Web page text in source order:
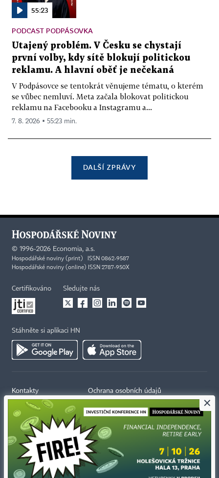
55:23
PODCAST PODPÁSOVKA
Utajený problém. V Česku se chystají
první volby, kdy sítě blokují politickou
reklamu. A hlavní oběť je nečekaná
V Podpásovce se tentokrát věnujeme tématu, o kterém
se vůbec nemluví. Meta začala blokovat politickou
reklamu na Facebooku a Instagramu a...
7. 8. 2026 ▪ 55:23 min.
DALŠÍ ZPRÁVY
© 1996-2026 Economia, a.s.
Hospodářské noviny (print) ISSN 0862-9587
Hospodářské noviny (online) ISSN 2787-950X
Certifikováno Sledujte nás
Stáhněte si aplikaci HN
Kontakty
Tiráž redakce HN
Economia
Kariéra v HN
Ceník inzerce
Ochrana osobních údajů
Prohlášení o cookies
Všeobecné smluvní podmínky
×